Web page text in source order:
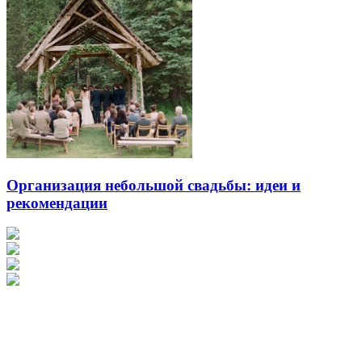
Организация небольшой свадьбы: идеи и
рекомендации